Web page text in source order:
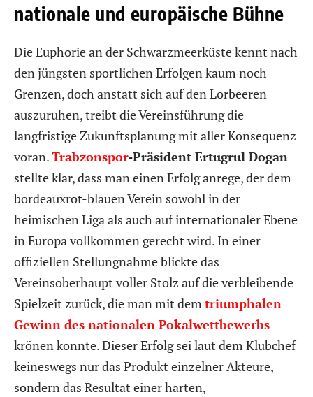
nationale und europäische Bühne
Die Euphorie an der Schwarzmeerküste kennt nach
den jüngsten sportlichen Erfolgen kaum noch
Grenzen, doch anstatt sich auf den Lorbeeren
auszuruhen, treibt die Vereinsführung die
langfristige Zukunftsplanung mit aller Konsequenz
voran.Trabzonspor-Präsident Ertugrul Dogan
stellte klar, dass man einen Erfolg anrege, der dem
bordeauxrot-blauen Verein sowohl in der
heimischen Liga als auch auf internationaler Ebene
in Europa vollkommen gerecht wird. In einer
offiziellen Stellungnahme blickte das
Vereinsoberhaupt voller Stolz auf die verbleibende
Spielzeit zurück, die man mit dem triumphalen
Gewinn des nationalen Pokalwettbewerbs
krönen konnte. Dieser Erfolg sei laut dem Klubchef
keineswegs nur das Produkt einzelner Akteure,
sondern das Resultat einer harten,